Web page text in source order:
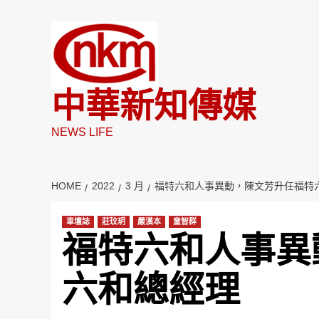
中華新知傳媒
NEWS LIFE
HOME 2022 3 月 福特六和人事異動，陳文芳升任福特
車壇誌 莊玟玥 嚴漢本 童智群
福特六和人事
六和總經理